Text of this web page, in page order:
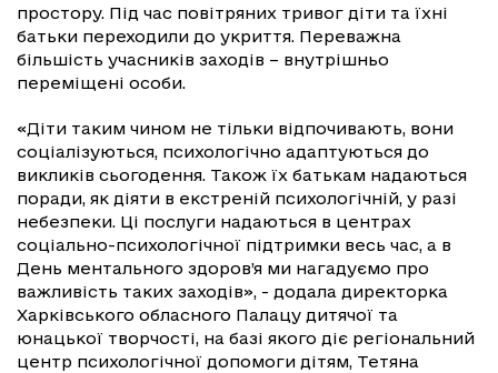
простору. Під час повітряних тривог діти та їхні
батьки переходили до укриття. Переважна
більшість учасників заходів – внутрішньо
переміщені особи.
«Діти таким чином не тільки відпочивають, вони
соціалізуються, психологічно адаптуються до
викликів сьогодення. Також їх батькам надаються
поради, як діяти в екстреній психологічній, у разі
небезпеки. Ці послуги надаються в центрах
соціально-психологічної підтримки весь час, а в
День ментального здоров’я ми нагадуємо про
важливість таких заходів», - додала директорка
Харківського обласного Палацу дитячої та
юнацької творчості, на базі якого діє регіональний
центр психологічної допомоги дітям, Тетяна